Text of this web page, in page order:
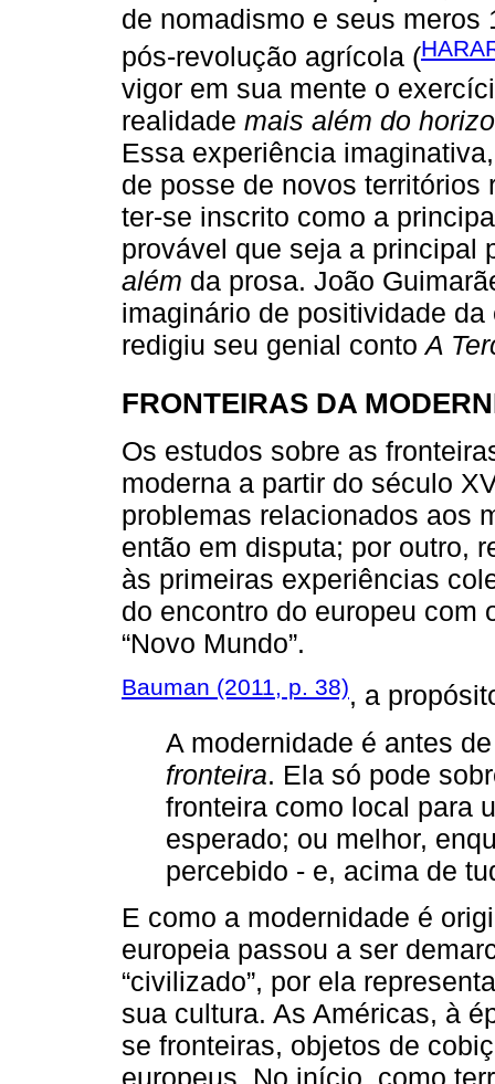
de nomadismo e seus
pós-revolução agrícola (
vigor em sua mente o
realidade mais além do
Essa experiência
de posse de novos
ter-se inscrito como a
provável que seja a principal
além da prosa. João
imaginário de positividade
redigiu seu genial contoA
FRONTEIRAS DA
Os estudos sobre as
moderna a partir do século
problemas relacionados aos
então em disputa; por outro,
às primeiras experiências
do encontro do europeu com
“Novo Mundo”.
Bauman (2011, p. 38), a
A modernidade é antes
fronteira. Ela só pode
fronteira como local para
esperado; ou melhor,
percebido - e, acima de
E como a modernidade é
europeia passou a ser
“civilizado”, por ela
sua cultura. As Américas, à
se fronteiras, objetos de
europeus. No início, como